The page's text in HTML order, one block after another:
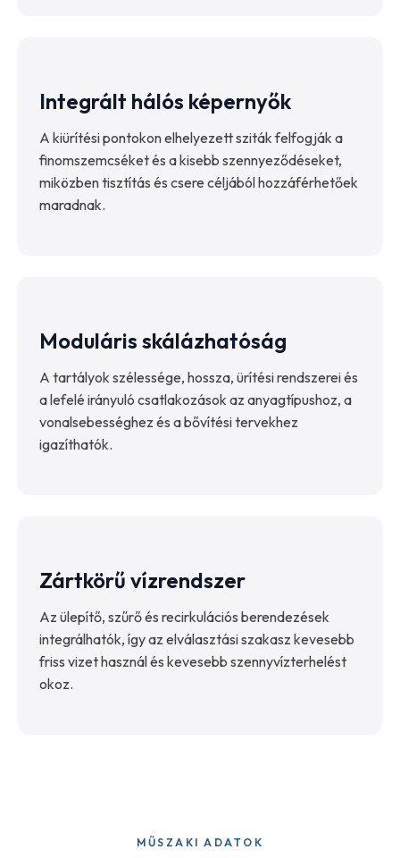
Integrált hálós képernyők
A kiürítési pontokon elhelyezett sziták felfogják a
finomszemcséket és a kisebb szennyeződéseket,
miközben tisztítás és csere céljából hozzáférhetőek
maradnak.
Moduláris skálázhatóság
A tartályok szélessége, hossza, ürítési rendszerei és
a lefelé irányuló csatlakozások az anyagtípushoz, a
vonalsebességhez és a bővítési tervekhez
igazíthatók.
Zártkörű vízrendszer
Az ülepítő, szűrő és recirkulációs berendezések
integrálhatók, így az elválasztási szakasz kevesebb
friss vizet használ és kevesebb szennyvízterhelést
okoz.
MŰSZAKI ADATOK